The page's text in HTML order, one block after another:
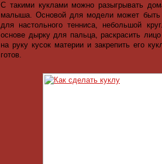
С такими куклами можно разыгрывать
малыша. Основой для модели может быть
для настольного тенниса, небольшой
основе дырку для пальца, раскрасить
на руку кусок материи и закрепить его
готов.